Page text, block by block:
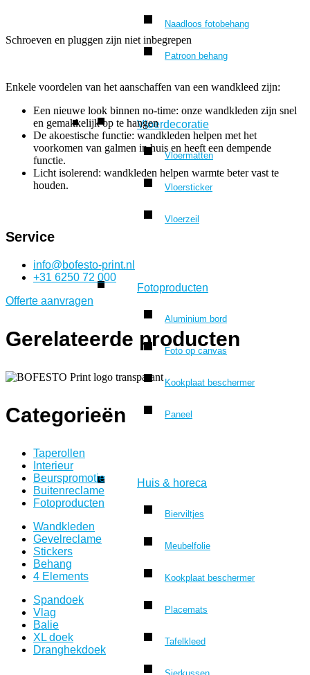
Naadloos fotobehang
Patroon behang
Vloerdecoratie
Vloermatten
Vloersticker
Vloerzeil
Fotoproducten
Aluminium bord
Foto op canvas
Kookplaat beschermer
Paneel
Huis & horeca
Bierviltjes
Meubelfolie
Kookplaat beschermer
Placemats
Tafelkleed
Schroeven en pluggen zijn niet inbegrepen
Enkele voordelen van het aanschaffen van een wandkleed zijn:
Een nieuwe look binnen no-time: onze wandkleden zijn snel
en gemakkelijk op te hangen
De akoestische functie: wandkleden helpen met het
voorkomen van galmen in huis en heeft een dempende
functie.
Licht isolerend: wandkleden helpen warmte beter vast te
houden.
Service
info@bofesto-print.nl
+31 6250 72 000
Offerte aanvragen
Gerelateerde producten
Categorieën
Taperollen
Interieur
Beurspromotie
Buitenreclame
Fotoproducten
Wandkleden
Gevelreclame
Stickers
Behang
4 Elements
Spandoek
Vlag
Balie
XL doek
Dranghekdoek